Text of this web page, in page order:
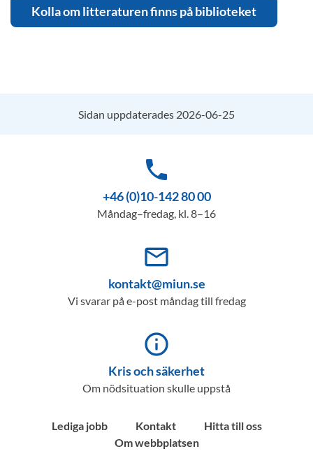
Kolla om litteraturen finns på biblioteket
Sidan uppdaterades 2026-06-25
phone
+46 (0)10-142 80 00
Måndag–fredag, kl. 8–16
mail_outline
kontakt@miun.se
Vi svarar på e-post måndag till fredag
info_outline
Kris och säkerhet
Om nödsituation skulle uppstå
Lediga jobb Kontakt
Hitta till oss
Om webbplatsen